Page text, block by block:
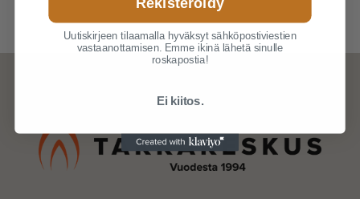
Uutiskirjeen tilaamalla hyväksyt sähköpostiviestien
vastaanottamisen. Emme ikinä lähetä sinulle
roskapostia!
Ei kiitos.